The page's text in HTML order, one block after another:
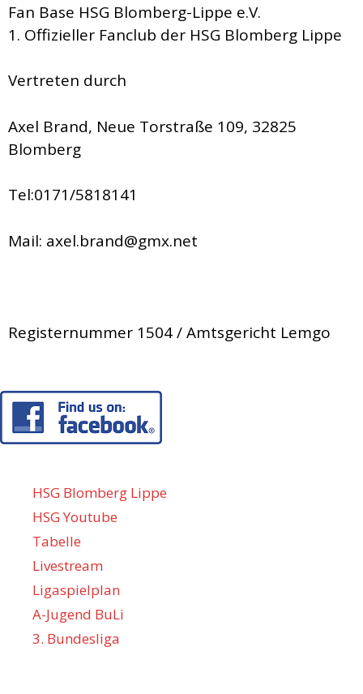
Fan Base HSG Blomberg-Lippe e.V.
1. Offizieller Fanclub der HSG Blomberg Lippe
Vertreten durch
Axel Brand, Neue Torstraße 109, 32825
Blomberg
Tel:0171/5818141
Mail: axel.brand@gmx.net
Registernummer 1504 / Amtsgericht Lemgo
HSG Blomberg Lippe
HSG Youtube
Tabelle
Livestream
Ligaspielplan
A-Jugend BuLi
3. Bundesliga